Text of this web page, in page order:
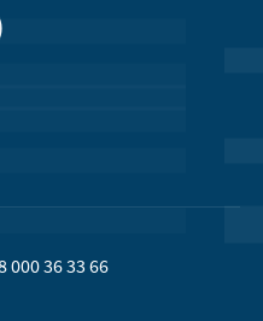
000 36 33 66